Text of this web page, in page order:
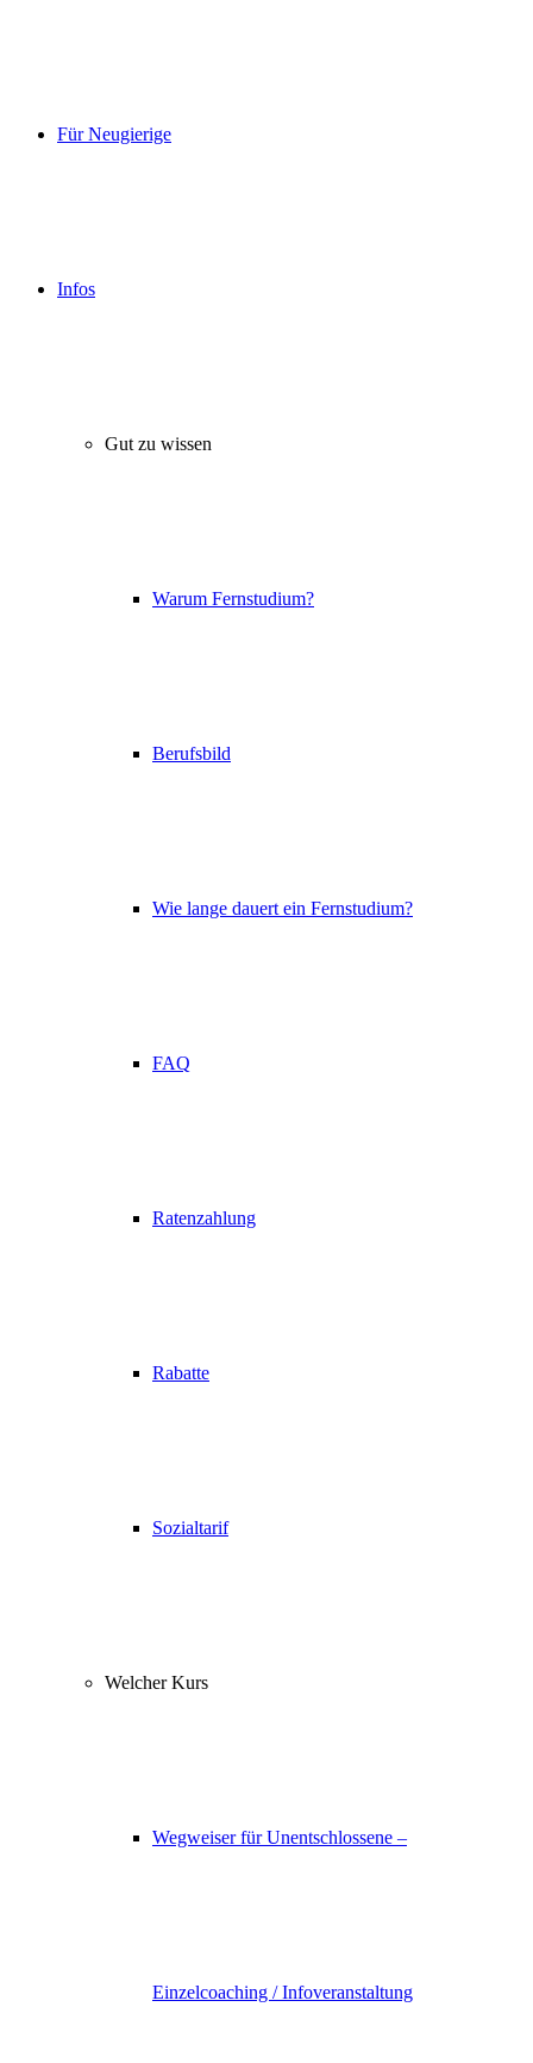
Für Neugierige
Infos
Gut zu wissen
Warum Fernstudium?
Berufsbild
Wie lange dauert ein Fernstudium?
FAQ
Ratenzahlung
Rabatte
Sozialtarif
Welcher Kurs
Wegweiser für Unentschlossene –
Einzelcoaching / Infoveranstaltung